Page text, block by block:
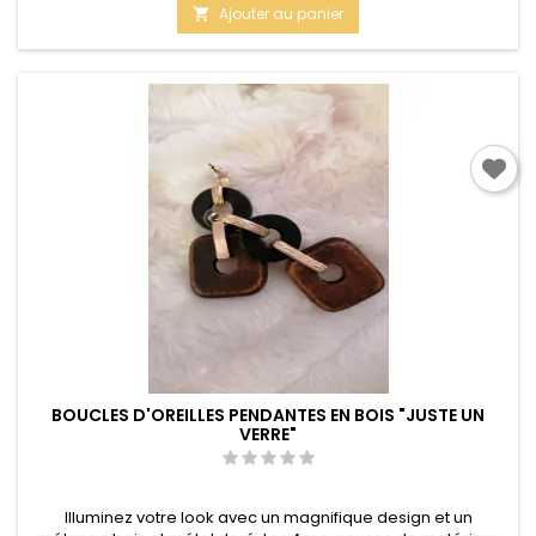
base
 Ajouter au panier
BOUCLES D'OREILLES PENDANTES EN BOIS "JUSTE UN
VERRE"
Illuminez votre look avec un magnifique design et un